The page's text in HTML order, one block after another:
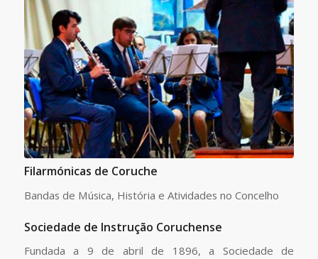
Filarmónicas de Coruche
Bandas de Música, História e Atividades no Concelho
Sociedade de Instrução Coruchense
Fundada a 9 de abril de 1896, a Sociedade de